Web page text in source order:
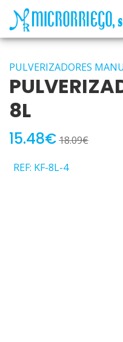
PULVERIZADORES
8L
15.48€18.09€
REF: KF-8L-4